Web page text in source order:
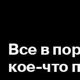
Все в
кое-что